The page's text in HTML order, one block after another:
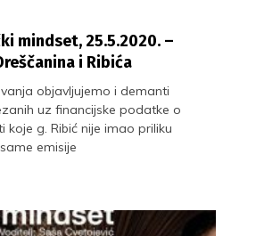
mindset, 25.5.2020. –
i Ribića
objavljujemo i demanti
uz financijske podatke o
koje g. Ribić nije imao priliku
emisije